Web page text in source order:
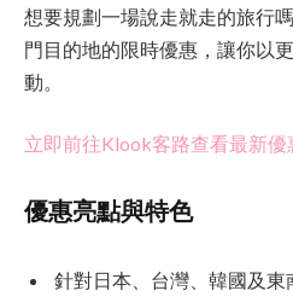
想要規劃一場說走就走的旅行
門目的地的限時優惠，讓你以
動。
立即前往Klook客路查看最新優
優惠亮點與特色
針對日本、台灣、韓國及